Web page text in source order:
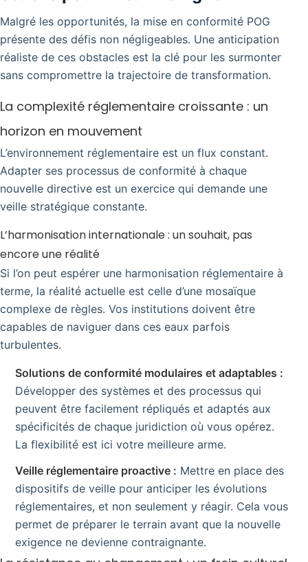
Malgré les opportunités, la mise en conformité POG
présente des défis non négligeables. Une anticipation
réaliste de ces obstacles est la clé pour les surmonter
sans compromettre la trajectoire de transformation.
La complexité réglementaire croissante : un
horizon en mouvement
L’environnement réglementaire est un flux constant.
Adapter ses processus de conformité à chaque
nouvelle directive est un exercice qui demande une
veille stratégique constante.
L’harmonisation internationale : un souhait, pas
encore une réalité
Si l’on peut espérer une harmonisation réglementaire à
terme, la réalité actuelle est celle d’une mosaïque
complexe de règles. Vos institutions doivent être
capables de naviguer dans ces eaux parfois
turbulentes.
Solutions de conformité modulaires et adaptables :
Développer des systèmes et des processus qui
peuvent être facilement répliqués et adaptés aux
spécificités de chaque juridiction où vous opérez.
La flexibilité est ici votre meilleure arme.
Veille réglementaire proactive : Mettre en place des
dispositifs de veille pour anticiper les évolutions
réglementaires, et non seulement y réagir. Cela vous
permet de préparer le terrain avant que la nouvelle
exigence ne devienne contraignante.